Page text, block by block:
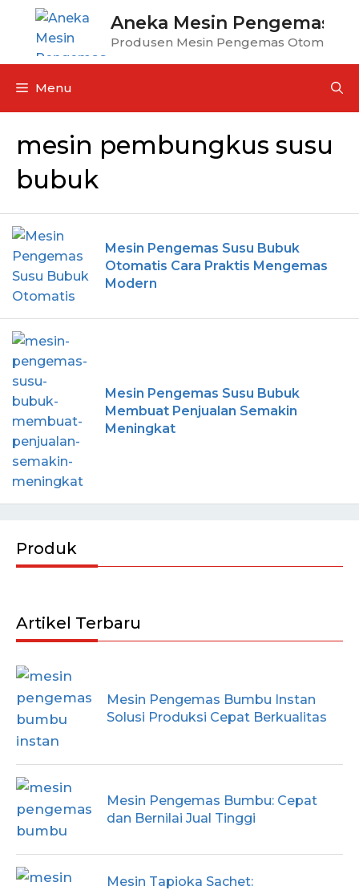
Aneka Mesin Pengemas
Produsen Mesin Pengemas Otomatis
Menu
mesin pembungkus susu
bubuk
Mesin Pengemas Susu Bubuk
Otomatis Cara Praktis Mengemas
Modern
Mesin Pengemas Susu Bubuk
Membuat Penjualan Semakin
Meningkat
Produk
Artikel Terbaru
Mesin Pengemas Bumbu Instan
Solusi Produksi Cepat Berkualitas
Mesin Pengemas Bumbu: Cepat
dan Bernilai Jual Tinggi
Mesin Tapioka Sachet: